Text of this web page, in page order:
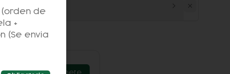
(orden de
+
(Se envia